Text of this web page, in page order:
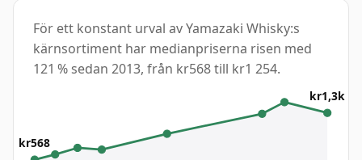
För ett konstant urval av Yamazaki Whisky:s
kärnsortiment har medianpriserna risen med
121 % sedan 2013, från kr568 till kr1 254.
kr568
kr1,3k